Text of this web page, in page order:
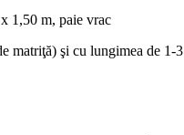
1,50 m, paie vrac
matriţă) şi cu lungimea de